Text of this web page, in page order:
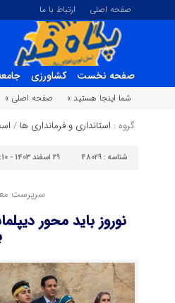
صفحه اصلی ارتباط با ما
صفحه نخست کشاورزی
شما اینجا هستید »
صفحه اصلی »
گروه : استانداری و فرمانداری ها /
شناسه : 48029 29 اسفند 1403 - 11:10
سرپرست
نوروز باید محور